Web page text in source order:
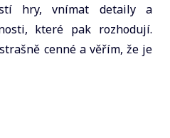
hry, vnímat detaily a
které pak rozhodují.
cenné a věřím, že je